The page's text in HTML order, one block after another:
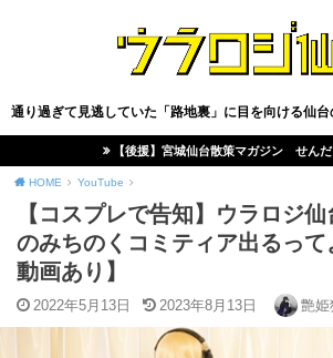
通り過ぎて見逃していた「路地裏」に目を向ける仙
【後援】宮城仙台散策マガジン せん
HOME YouTube
【コスプレで告知】ウラロジ
のみちのくコミティア出るっ
動画あり】
2022年5月13日 2023年8月13日 艶姫